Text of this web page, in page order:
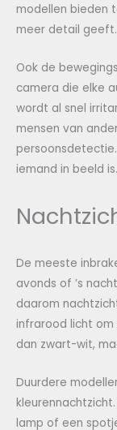
modellen bieden
meer detail geeft.
Ook de
camera die elke
wordt al snel
mensen van
iemand in beeld is.
De meeste
avonds of ’s
daarom
infrarood licht om
dan zwart-wit,
Duurdere
lamp of een